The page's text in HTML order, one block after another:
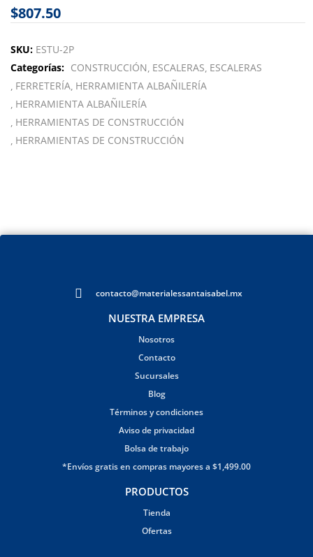
$807.50
SKU: ESTU-2P
Categorías: CONSTRUCCIÓN ESCALERAS ESCALERAS
FERRETERÍA HERRAMIENTA ALBAÑILERÍA
HERRAMIENTA ALBAÑILERÍA
HERRAMIENTAS DE CONSTRUCCIÓN
HERRAMIENTAS DE CONSTRUCCIÓN
contacto@materialessantaisabel.mx
NUESTRA EMPRESA
Nosotros
Contacto
Sucursales
Blog
Términos y condiciones
Aviso de privacidad
Bolsa de trabajo
*Envíos gratis en compras mayores a $1,499.00
PRODUCTOS
Tienda
Ofertas